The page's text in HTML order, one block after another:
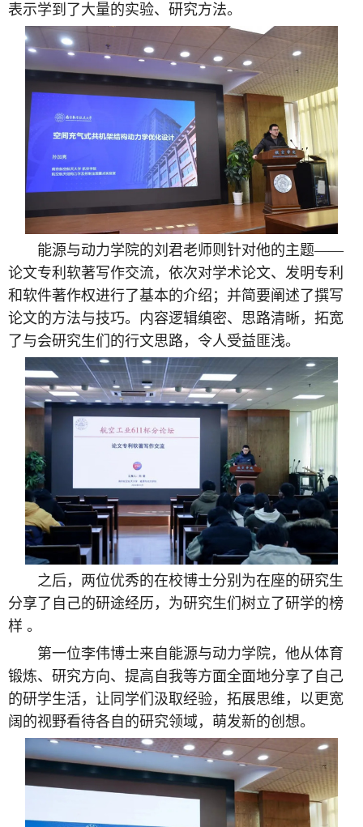
表示学到了大量的实验、研究方法。
能源与动力学院的刘君老师则针对他的主题——
论文专利软著写作交流，依次对学术论文、发明专利
和软件著作权进行了基本的介绍；并简要阐述了撰写
论文的方法与技巧。内容逻辑缜密、思路清晰，拓宽
了与会研究生们的行文思路，令人受益匪浅。
之后，两位优秀的在校博士分别为在座的研究生
分享了自己的研途经历，为研究生们树立了研学的榜
样 。
第一位李伟博士来自能源与动力学院，他从体育
锻炼、研究方向、提高自我等方面全面地分享了自己
的研学生活，让同学们汲取经验，拓展思维，以更宽
阔的视野看待各自的研究领域，萌发新的创想。